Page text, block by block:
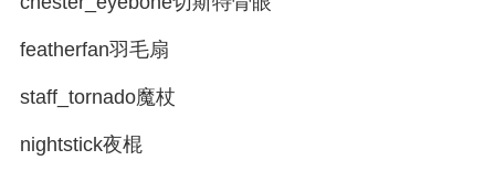
featherfan羽毛扇
staff_tornado魔杖
nightstick夜棍